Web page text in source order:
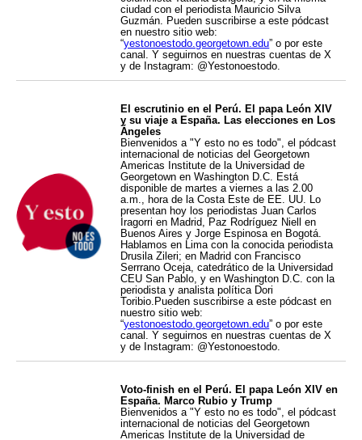
ciudad con el periodista Mauricio Silva
Guzmán. Pueden suscribirse a este pódcast
en nuestro sitio web:
“yestonoestodo.georgetown.edu” o por este
canal. Y seguirnos en nuestras cuentas de X
y de Instagram: @Yestonoestodo.
El escrutinio en el Perú. El papa León XIV
y su viaje a España. Las elecciones en Los
Ángeles
Bienvenidos a "Y esto no es todo", el pódcast
internacional de noticias del Georgetown
Americas Institute de la Universidad de
Georgetown en Washington D.C. Está
disponible de martes a viernes a las 2.00
a.m., hora de la Costa Este de EE. UU. Lo
presentan hoy los periodistas Juan Carlos
Iragorri en Madrid, Paz Rodríguez Niell en
Buenos Aires y Jorge Espinosa en Bogotá.
Hablamos en Lima con la conocida periodista
Drusila Zileri; en Madrid con Francisco
Serrrano Oceja, catedrático de la Universidad
CEU San Pablo, y en Washington D.C. con la
periodista y analista política Dori
Toribio.Pueden suscribirse a este pódcast en
nuestro sitio web:
“yestonoestodo.georgetown.edu” o por este
canal. Y seguirnos en nuestras cuentas de X
y de Instagram: @Yestonoestodo.
Voto-finish en el Perú. El papa León XIV en
España. Marco Rubio y Trump
Bienvenidos a "Y esto no es todo", el pódcast
internacional de noticias del Georgetown
Americas Institute de la Universidad de